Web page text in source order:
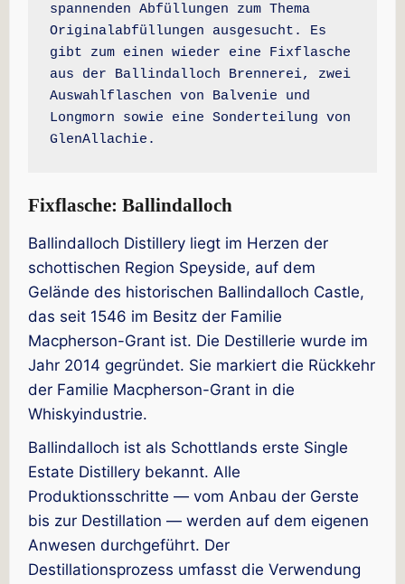
spannenden Abfüllungen zum Thema
Originalabfüllungen ausgesucht. Es
gibt zum einen wieder eine Fixflasche
aus der Ballindalloch Brennerei, zwei
Auswahlflaschen von Balvenie und
Longmorn sowie eine Sonderteilung von
GlenAllachie.
Fixflasche: Ballindalloch
Ballindalloch Distillery liegt im Herzen der
schottischen Region Speyside, auf dem
Gelände des historischen Ballindalloch Castle,
das seit 1546 im Besitz der Familie
Macpherson-Grant ist. Die Destillerie wurde im
Jahr 2014 gegründet. Sie markiert die Rückkehr
der Familie Macpherson-Grant in die
Whiskyindustrie.
Ballindalloch ist als Schottlands erste Single
Estate Distillery bekannt. Alle
Produktionsschritte — vom Anbau der Gerste
bis zur Destillation — werden auf dem eigenen
Anwesen durchgeführt. Der
Destillationsprozess umfasst die Verwendung